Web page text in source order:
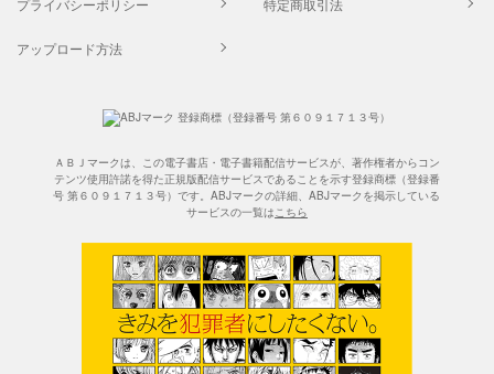
プライバシーポリシー 特定商取引法
アップロード方法
ＡＢＪマークは、この電子書店・電子書籍配信サービスが、著作権者からコン
テンツ使用許諾を得た正規版配信サービスであることを示す登録商標（登録番
号 第６０９１７１３号）です。ABJマークの詳細、ABJマークを掲示している
サービスの一覧はこちら